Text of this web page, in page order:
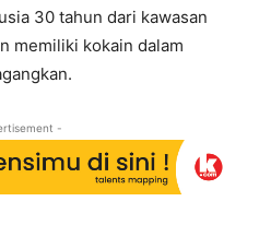
30 tahun dari kawasan
memiliki kokain dalam
-